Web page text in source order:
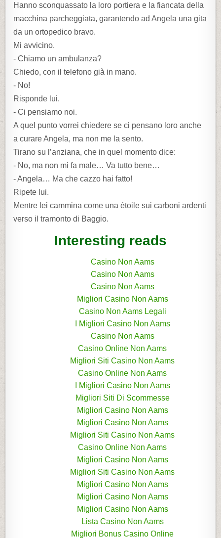
Hanno sconquassato la loro portiera e la fiancata della
macchina parcheggiata, garantendo ad Angela una gita
da un ortopedico bravo.
Mi avvicino.
- Chiamo un ambulanza?
Chiedo, con il telefono già in mano.
- No!
Risponde lui.
- Ci pensiamo noi.
A quel punto vorrei chiedere se ci pensano loro anche
a curare Angela, ma non me la sento.
Tirano su l’anziana, che in quel momento dice:
- No, ma non mi fa male… Va tutto bene…
- Angela… Ma che cazzo hai fatto!
Ripete lui.
Mentre lei cammina come una étoile sui carboni ardenti
verso il tramonto di Baggio.
Interesting reads
Casino Non Aams
Casino Non Aams
Casino Non Aams
Migliori Casino Non Aams
Casino Non Aams Legali
I Migliori Casino Non Aams
Casino Non Aams
Casino Online Non Aams
Migliori Siti Casino Non Aams
Casino Online Non Aams
I Migliori Casino Non Aams
Migliori Siti Di Scommesse
Migliori Casino Non Aams
Migliori Casino Non Aams
Migliori Siti Casino Non Aams
Casino Online Non Aams
Migliori Casino Non Aams
Migliori Siti Casino Non Aams
Migliori Casino Non Aams
Migliori Casino Non Aams
Migliori Casino Non Aams
Lista Casino Non Aams
Migliori Bonus Casino Online